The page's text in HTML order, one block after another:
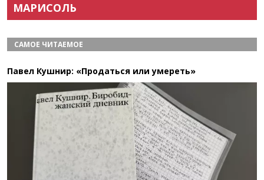
МАРИСОЛЬ
САМОЕ ЧИТАЕМОЕ
Павел Кушнир: «Продаться или умереть»